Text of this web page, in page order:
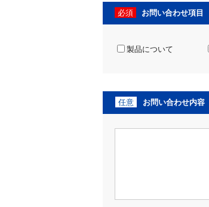
必須 お問い合わせ項目
製品について
任意 お問い合わせ内容